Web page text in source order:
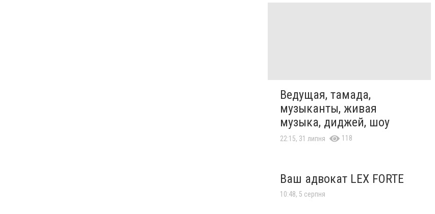
Ведущая, тамада,
музыканты, живая
музыка, диджей, шоу
22:15, 31 липня 118
Ваш адвокат LEX FORTE
10:48, 5 серпня